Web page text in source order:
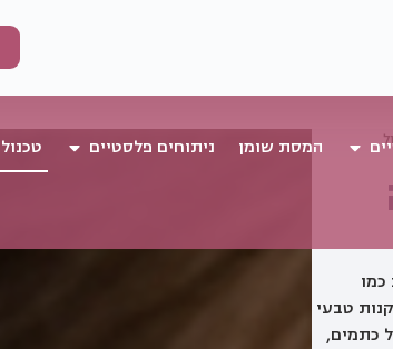
המסת שומן ניתוחים פלסטיים
כמו
טבעי
כתמים,